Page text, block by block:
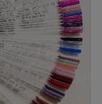
Gesloten
de
qui prodigue
vous
dans un